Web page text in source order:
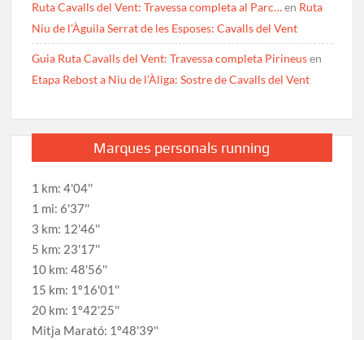
Ruta Cavalls del Vent: Travessa completa al Parc…en Ruta
Niu de l’Àguila Serrat de les Esposes: Cavalls del Vent
Guia Ruta Cavalls del Vent: Travessa completa Pirineusen
Etapa Rebost a Niu de l’Àliga: Sostre de Cavalls del Vent
Marques personals running
1 km: 4'04''
1 mi: 6'37''
3 km: 12'46''
5 km: 23'17''
10 km: 48'56''
15 km: 1º16'01''
20 km: 1º42'25''
Mitja Marató: 1º48'39''